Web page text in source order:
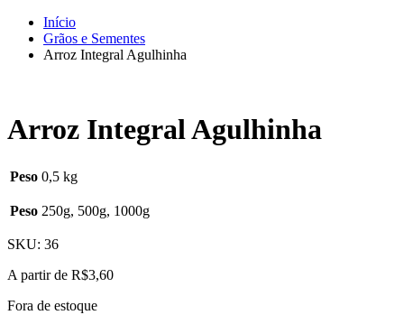
Início
Grãos e Sementes
Arroz Integral Agulhinha
Arroz Integral Agulhinha
Peso 0,5 kg
Peso 250g, 500g, 1000g
SKU: 36
A partir de R$3,60
Fora de estoque